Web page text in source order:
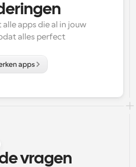
apps die al in jouw
alles perfect
apps
vragen